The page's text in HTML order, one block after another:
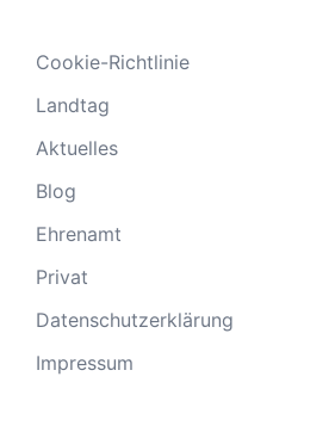
Cookie-Richtlinie
Landtag
Aktuelles
Blog
Ehrenamt
Privat
Datenschutzerklärung
Impressum